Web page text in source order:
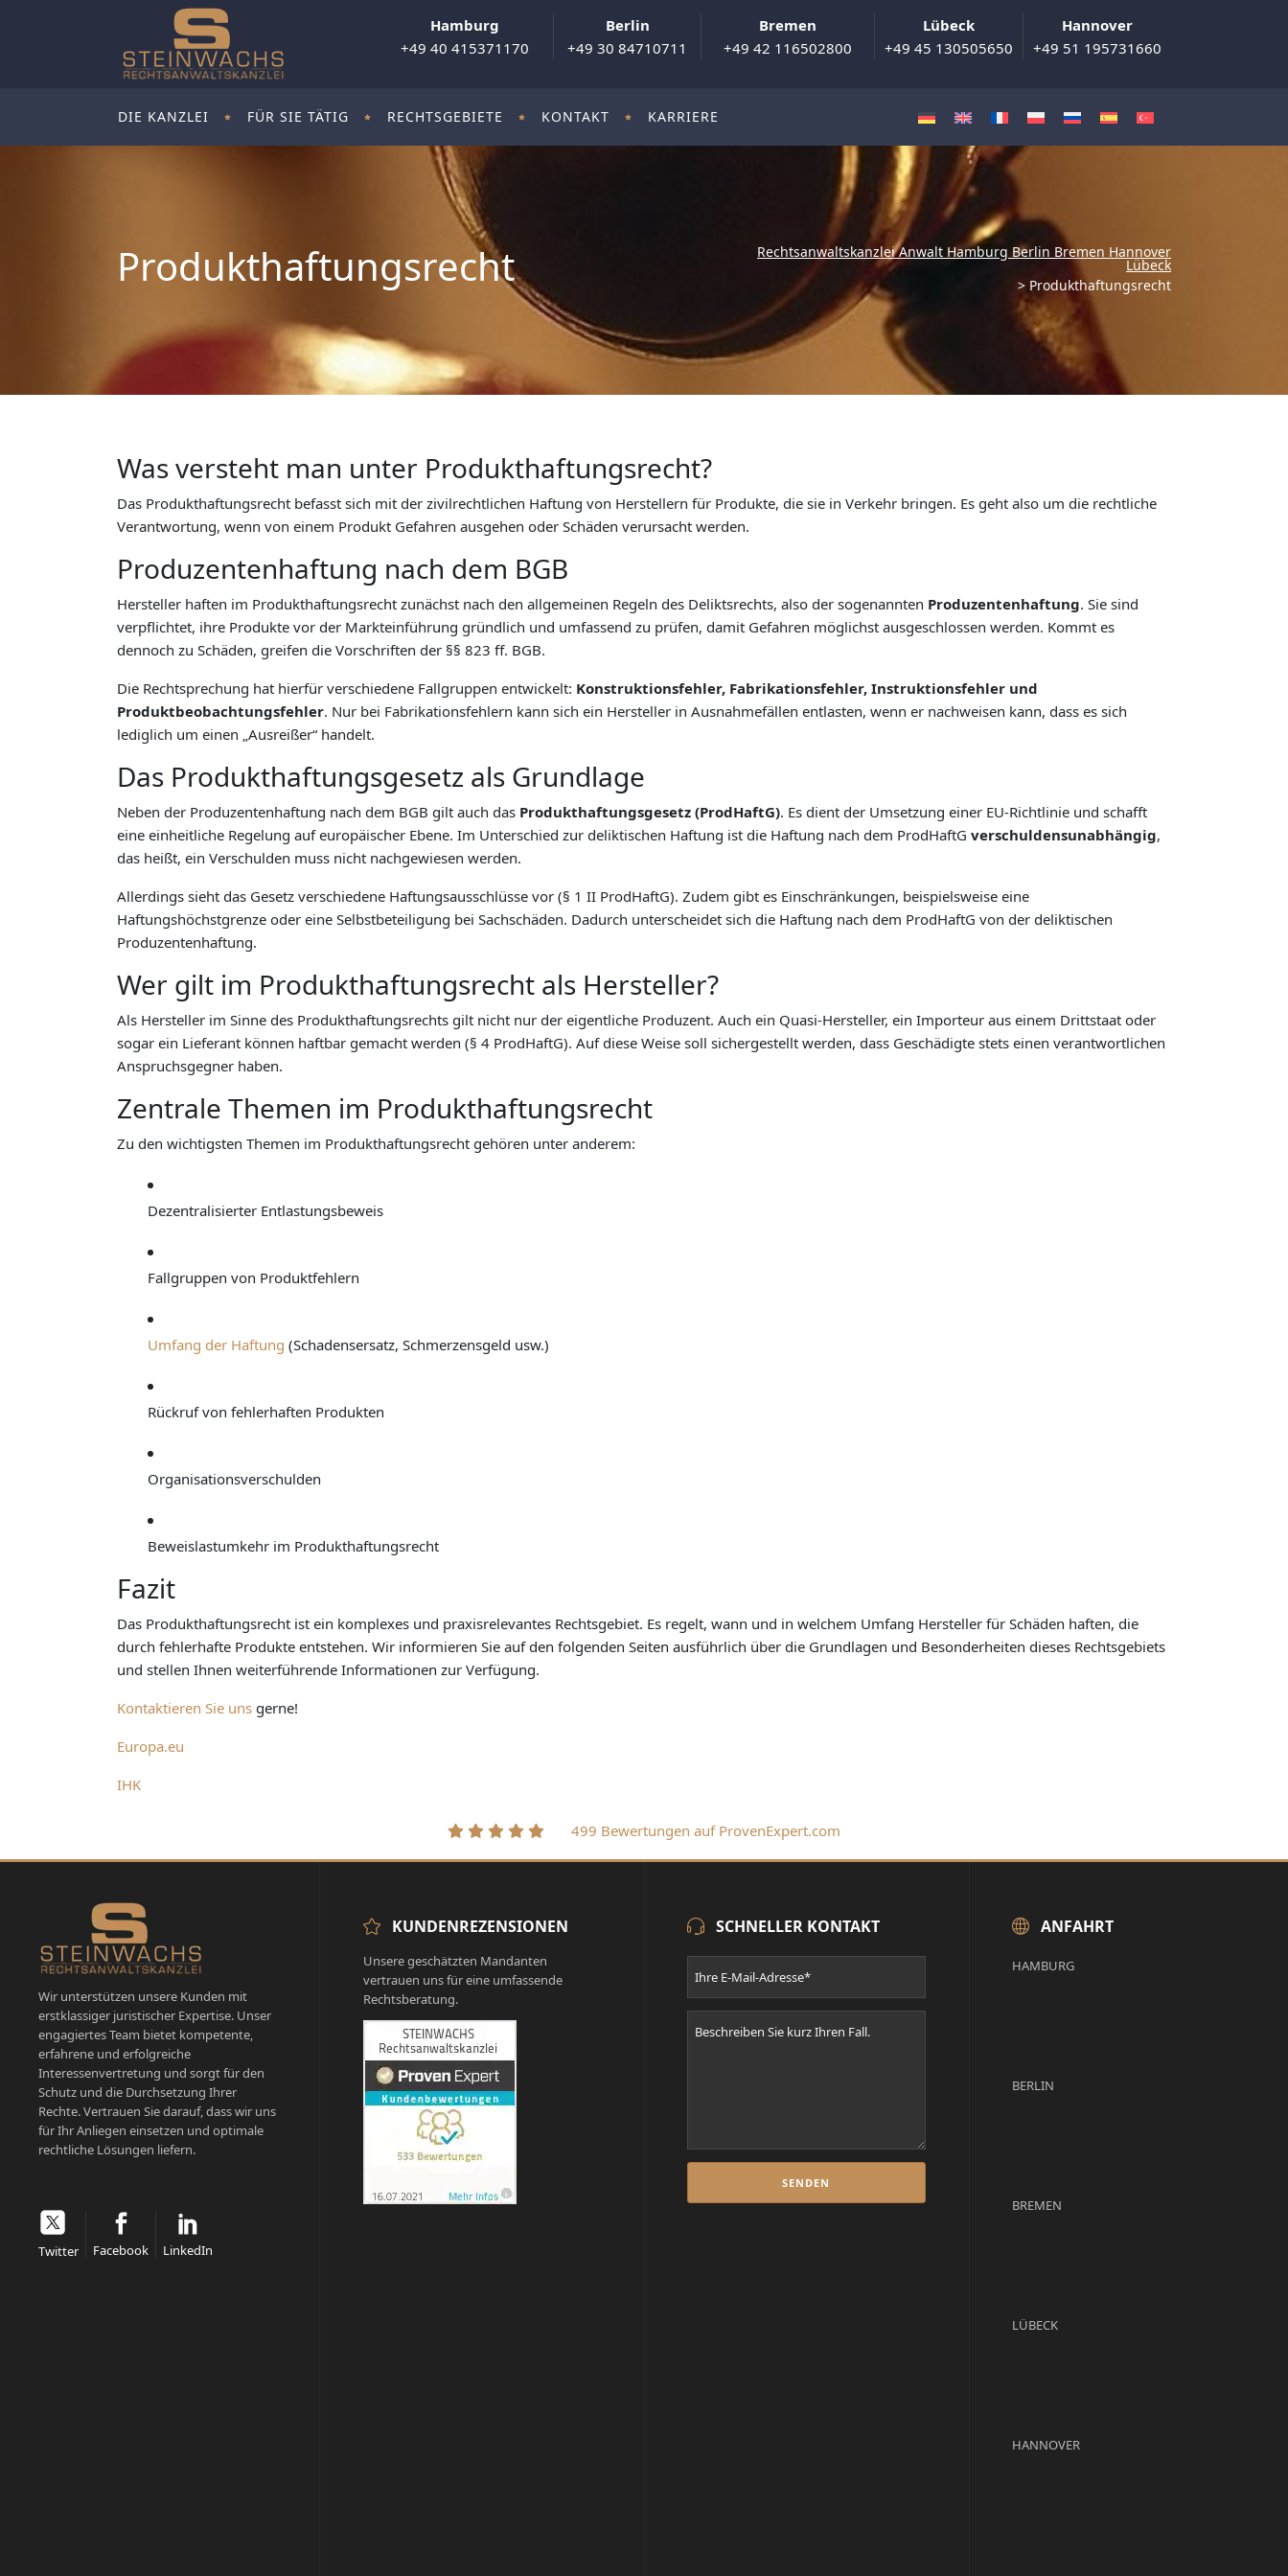
Hamburg
+49 40 415371170
Berlin
+49 30 84710711
Bremen
+49 42 116502800
Lübeck
+49 45 130505650
Hannover
+49 51 195731660
DIE KANZLEI FÜR SIE TÄTIG RECHTSGEBIETE KONTAKT KARRIERE
Produkthaftungsrecht Rechtsanwaltskanzlei Anwalt Hamburg Berlin Bremen Hannover
Lübeck
> Produkthaftungsrecht
Was versteht man unter Produkthaftungsrecht?
Das Produkthaftungsrecht befasst sich mit der zivilrechtlichen Haftung von Herstellern für Produkte, die sie in Verkehr bringen. Es geht also um die rechtliche
Verantwortung, wenn von einem Produkt Gefahren ausgehen oder Schäden verursacht werden.
Produzentenhaftung nach dem BGB
Hersteller haften im Produkthaftungsrecht zunächst nach den allgemeinen Regeln des Deliktsrechts, also der sogenannten Produzentenhaftung. Sie sind
verpflichtet, ihre Produkte vor der Markteinführung gründlich und umfassend zu prüfen, damit Gefahren möglichst ausgeschlossen werden. Kommt es
dennoch zu Schäden, greifen die Vorschriften der §§ 823 ff. BGB.
Die Rechtsprechung hat hierfür verschiedene Fallgruppen entwickelt: Konstruktionsfehler, Fabrikationsfehler, Instruktionsfehler und
Produktbeobachtungsfehler. Nur bei Fabrikationsfehlern kann sich ein Hersteller in Ausnahmefällen entlasten, wenn er nachweisen kann, dass es sich
lediglich um einen „Ausreißer“ handelt.
Das Produkthaftungsgesetz als Grundlage
Neben der Produzentenhaftung nach dem BGB gilt auch das Produkthaftungsgesetz (ProdHaftG). Es dient der Umsetzung einer EU-Richtlinie und schafft
eine einheitliche Regelung auf europäischer Ebene. Im Unterschied zur deliktischen Haftung ist die Haftung nach dem ProdHaftG verschuldensunabhängig,
das heißt, ein Verschulden muss nicht nachgewiesen werden.
Allerdings sieht das Gesetz verschiedene Haftungsausschlüsse vor (§ 1 II ProdHaftG). Zudem gibt es Einschränkungen, beispielsweise eine
Haftungshöchstgrenze oder eine Selbstbeteiligung bei Sachschäden. Dadurch unterscheidet sich die Haftung nach dem ProdHaftG von der deliktischen
Produzentenhaftung.
Wer gilt im Produkthaftungsrecht als Hersteller?
Als Hersteller im Sinne des Produkthaftungsrechts gilt nicht nur der eigentliche Produzent. Auch ein Quasi-Hersteller, ein Importeur aus einem Drittstaat oder
sogar ein Lieferant können haftbar gemacht werden (§ 4 ProdHaftG). Auf diese Weise soll sichergestellt werden, dass Geschädigte stets einen verantwortlichen
Anspruchsgegner haben.
Zentrale Themen im Produkthaftungsrecht
Zu den wichtigsten Themen im Produkthaftungsrecht gehören unter anderem:
Dezentralisierter Entlastungsbeweis
Fallgruppen von Produktfehlern
Umfang der Haftung (Schadensersatz, Schmerzensgeld usw.)
Rückruf von fehlerhaften Produkten
Organisationsverschulden
Beweislastumkehr im Produkthaftungsrecht
Fazit
Das Produkthaftungsrecht ist ein komplexes und praxisrelevantes Rechtsgebiet. Es regelt, wann und in welchem Umfang Hersteller für Schäden haften, die
durch fehlerhafte Produkte entstehen. Wir informieren Sie auf den folgenden Seiten ausführlich über die Grundlagen und Besonderheiten dieses Rechtsgebiets
und stellen Ihnen weiterführende Informationen zur Verfügung.
Kontaktieren Sie uns gerne!
Europa.eu
IHK
499 Bewertungen auf ProvenExpert.com
Wir unterstützen unsere Kunden mit
erstklassiger juristischer Expertise. Unser
engagiertes Team bietet kompetente,
erfahrene und erfolgreiche
Interessenvertretung und sorgt für den
Schutz und die Durchsetzung Ihrer
Rechte. Vertrauen Sie darauf, dass wir uns
für Ihr Anliegen einsetzen und optimale
rechtliche Lösungen liefern.
Twitter Facebook LinkedIn
KUNDENREZENSIONEN
Unsere geschätzten Mandanten
vertrauen uns für eine umfassende
Rechtsberatung.
SCHNELLER KONTAKT ANFAHRT
HAMBURG
BERLIN
BREMEN
LÜBECK
HANNOVER